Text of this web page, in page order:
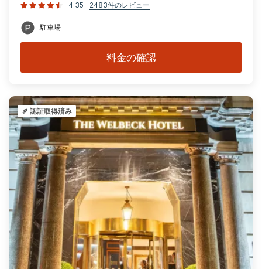
4.35
2483件のレビュー
駐車場
料金の確認
認証取得済み